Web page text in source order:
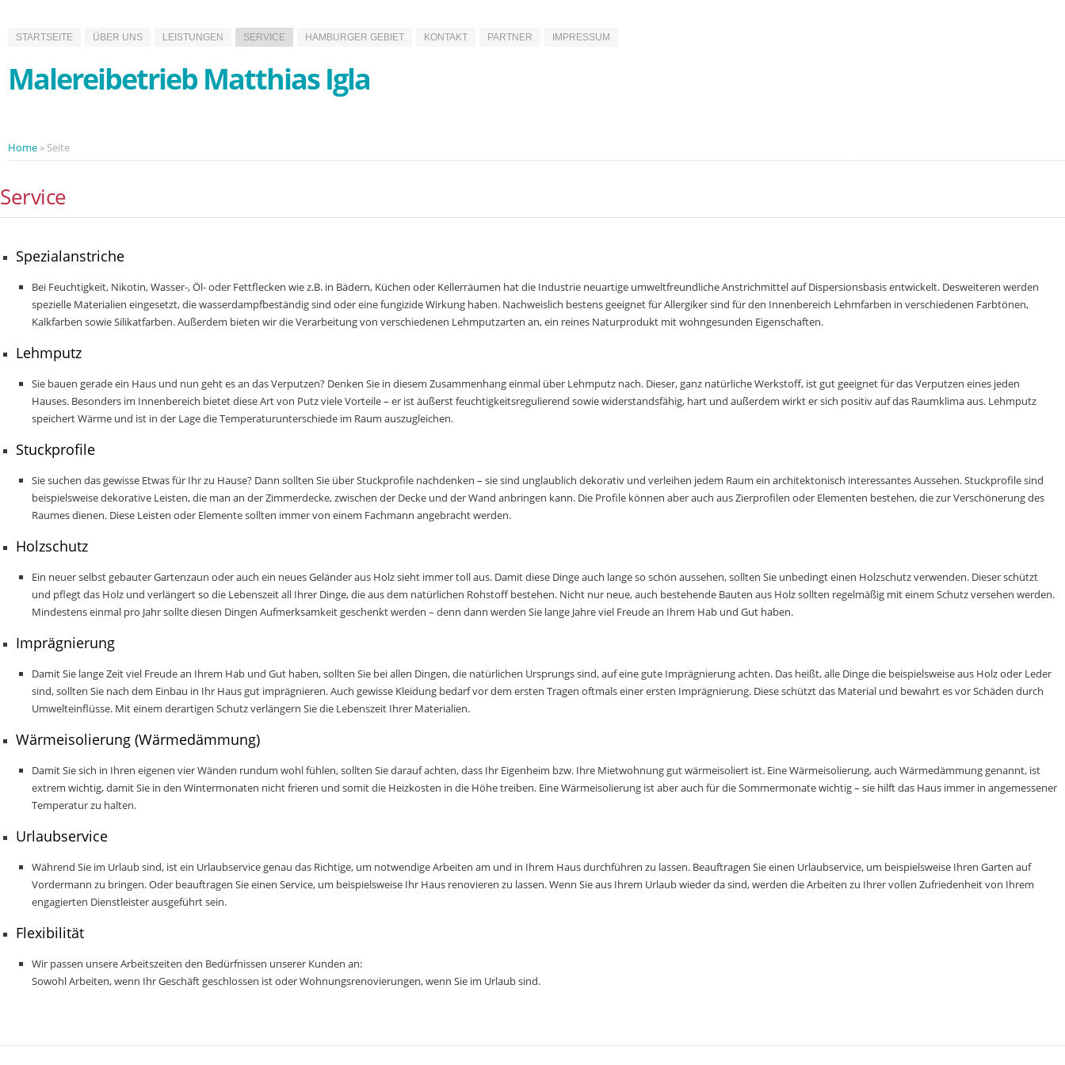
STARTSEITE ÜBER UNS LEISTUNGEN SERVICE HAMBURGER GEBIET KONTAKT PARTNER IMPRESSUM
Malereibetrieb Matthias Igla
Home » Seite
Service
Spezialanstriche
Bei Feuchtigkeit, Nikotin, Wasser-, Öl- oder Fettflecken wie z.B. in Bädern, Küchen oder Kellerräumen hat die Industrie neuartige umweltfreundliche Anstrichmittel auf Dispersionsbasis entwickelt. Desweiteren werden
spezielle Materialien eingesetzt, die wasserdampfbeständig sind oder eine fungizide Wirkung haben. Nachweislich bestens geeignet für Allergiker sind für den Innenbereich Lehmfarben in verschiedenen Farbtönen,
Kalkfarben sowie Silikatfarben.Außerdem bieten wir die Verarbeitung von verschiedenen Lehmputzarten an, ein reines Naturprodukt mit wohngesunden Eigenschaften.
Lehmputz
Sie bauen gerade ein Haus und nun geht es an das Verputzen? Denken Sie in diesem Zusammenhang einmal über Lehmputz nach. Dieser, ganz natürliche Werkstoff, ist gut geeignet für das Verputzen eines jeden
Hauses. Besonders im Innenbereich bietet diese Art von Putz viele Vorteile – er ist äußerst feuchtigkeitsregulierend sowie widerstandsfähig, hart und außerdem wirkt er sich positivauf das Raumklima aus. Lehmputz
speichert Wärme und ist in der Lage die Temperaturunterschiede im Raum auszugleichen.
Stuckprofile
Sie suchen das gewisse Etwas für Ihr zu Hause? Dann sollten Sie über Stuckprofile nachdenken – sie sind unglaublich dekorativ und verleihen jedem Raum ein architektonisch interessantes Aussehen. Stuckprofile sind
beispielsweise dekorative Leisten, die man an der Zimmerdecke, zwischen der Decke und der Wand anbringen kann. Die Profile können aber auch aus Zierprofilen oder Elementen bestehen, die zur Verschönerung des
Raumes dienen. Diese Leisten oder Elemente sollten immer von einem Fachmann angebracht werden.
Holzschutz
Ein neuer selbst gebauter Gartenzaun oder auch ein neues Geländer aus Holz sieht immer toll aus. Damit diese Dinge auch lange so schön aussehen, sollten Sie unbedingt einen Holzschutz verwenden. Dieser schützt
und pflegt das Holz und verlängert so die Lebenszeit all Ihrer Dinge, die aus dem natürlichen Rohstoff bestehen. Nicht nur neue, auch bestehende Bauten aus Holz sollten regelmäßig mit einem Schutz versehen werden.
Mindestens einmal pro Jahr sollte diesen Dingen Aufmerksamkeit geschenkt werden – denn dann werden Sie lange Jahre viel Freude an Ihrem Hab und Gut haben.
Imprägnierung
Damit Sie lange Zeit viel Freude an Ihrem Hab und Gut haben, sollten Sie bei allen Dingen, die natürlichen Ursprungs sind, auf eine gute Imprägnierung achten. Das heißt, alle Dinge die beispielsweise aus Holz oder Leder
sind, sollten Sie nach dem Einbau in Ihr Haus gut imprägnieren. Auch gewisse Kleidung bedarf vor dem ersten Tragen oftmals einer ersten Imprägnierung. Diese schützt das Material und bewahrt es vor Schäden durch
Umwelteinflüsse. Mit einem derartigen Schutz verlängern Sie die Lebenszeit Ihrer Materialien.
Wärmeisolierung (Wärmedämmung)
Damit Sie sich in Ihren eigenen vier Wänden rundum wohl fühlen, sollten Sie darauf achten, dass Ihr Eigenheim bzw. Ihre Mietwohnung gut wärmeisoliert ist. Eine Wärmeisolierung, auch Wärmedämmung genannt, ist
extrem wichtig, damit Sie in den Wintermonaten nicht frieren und somit die Heizkosten in die Höhe treiben. Eine Wärmeisolierung ist aber auch für die Sommermonate wichtig – sie hilft das Haus immer in angemessener
Temperatur zu halten.
Urlaubservice
Während Sie im Urlaub sind, ist ein Urlaubservice genau das Richtige, um notwendige Arbeiten am und in Ihrem Haus durchführen zu lassen. Beauftragen Sie einen Urlaubservice, um beispielsweise Ihren Garten auf
Vordermann zu bringen. Oder beauftragen Sie einen Service, um beispielsweise Ihr Haus renovieren zu lassen. Wenn Sie aus Ihrem Urlaub wieder da sind, werden die Arbeiten zu Ihrer vollen Zufriedenheit von Ihrem
engagierten Dienstleister ausgeführt sein.
Flexibilität
Wir passen unsere Arbeitszeiten den Bedürfnissen unserer Kunden an:
Sowohl Arbeiten, wenn Ihr Geschäft geschlossen ist oder Wohnungsrenovierungen, wenn Sie im Urlaub sind.